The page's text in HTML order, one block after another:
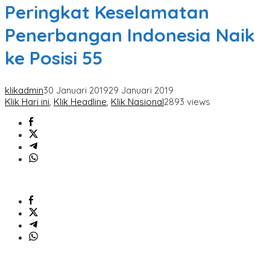
Peringkat Keselamatan
Penerbangan Indonesia Naik
ke Posisi 55
klikadmin30 Januari 201929 Januari 2019
Klik Hari ini, Klik Headline, Klik Nasional2893 views